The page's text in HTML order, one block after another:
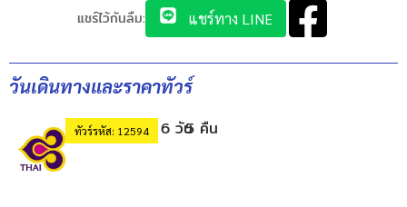
แชร์ไว้กันลืม: แชร์ทาง LINE
วันเดินทางและราคาทัวร์
ทัวร์รหัส: 12594 6 วัน5 คืน